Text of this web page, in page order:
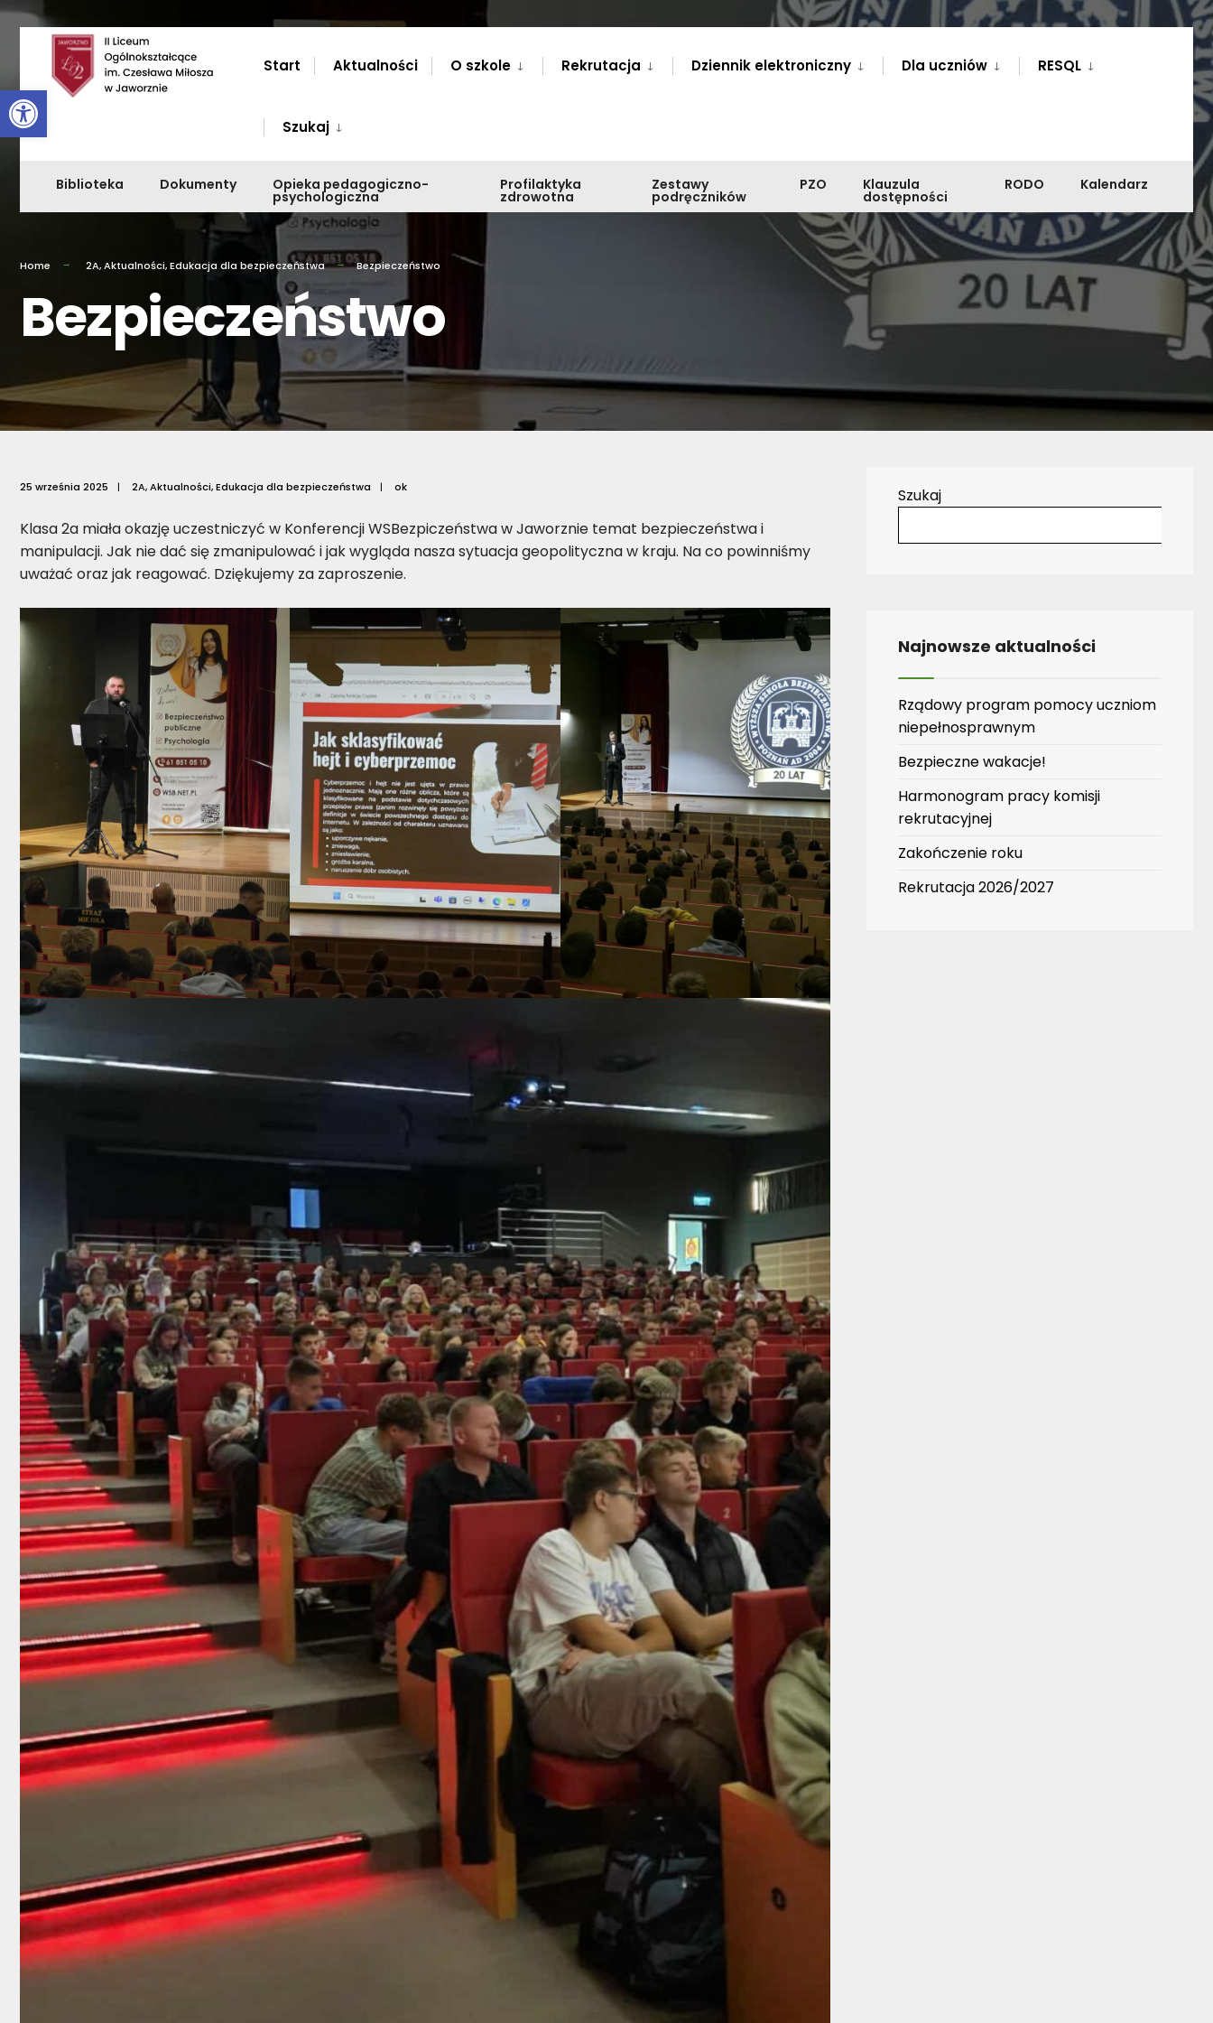
Otwórz pasek narzędzi
Przejdź
zawartości
Start Aktualności O szkole Rekrutacja Dziennik elektroniczny Dla uczniów RESQL
Szukaj
Biblioteka Dokumenty Opieka pedagogiczno-
psychologiczna
Profilaktyka
zdrowotna
Zestawy
podręczników
PZO Klauzula
dostępności
RODO Kalendarz
Home 2A,Aktualności,Edukacja dla bezpieczeństwa Bezpieczeństwo
Bezpieczeństwo
25 września 2025 | 2A,Aktualności,Edukacja dla bezpieczeństwa | ok
Klasa 2a miała okazję uczestniczyć w Konferencji WSBezpiczeństwa w Jaworznie temat bezpieczeństwa i
manipulacji. Jak nie dać się zmanipulować i jak wygląda nasza sytuacja geopolityczna w kraju. Na co powinniśmy
uważać oraz jak reagować. Dziękujemy za zaproszenie.
Szukaj
Najnowsze aktualności
Rządowy program pomocy uczniom
niepełnosprawnym
Bezpieczne wakacje!
Harmonogram pracy komisji
rekrutacyjnej
Zakończenie roku
Rekrutacja 2026/2027